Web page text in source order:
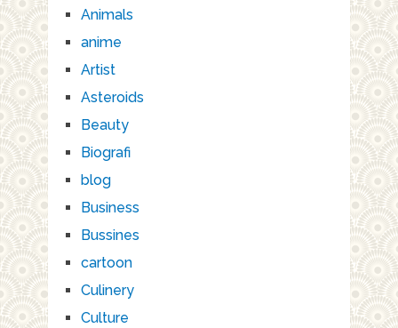
Animals
anime
Artist
Asteroids
Beauty
Biografi
blog
Business
Bussines
cartoon
Culinery
Culture